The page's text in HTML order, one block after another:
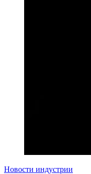
Новости индустрии